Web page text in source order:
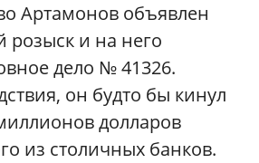
Артамонов объявлен
розыск и на него
дело № 41326.
он будто бы кинул
долларов
из столичных банков.